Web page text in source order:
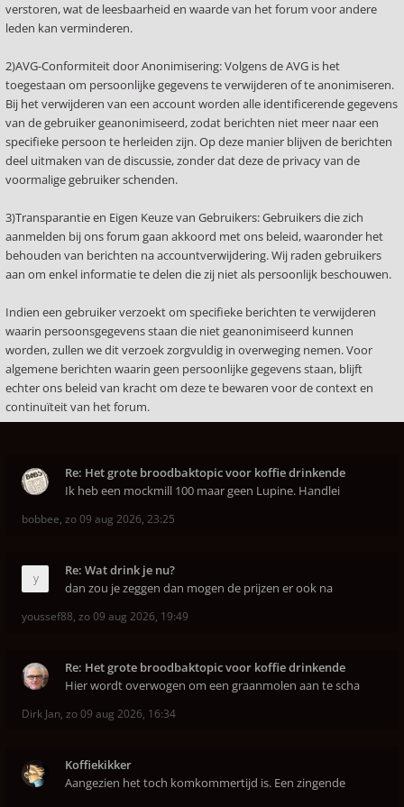
verstoren, wat de leesbaarheid en waarde van het forum voor andere
leden kan verminderen.
2)AVG-Conformiteit door Anonimisering: Volgens de AVG is het
toegestaan om persoonlijke gegevens te verwijderen of te anonimiseren.
Bij het verwijderen van een account worden alle identificerende gegevens
van de gebruiker geanonimiseerd, zodat berichten niet meer naar een
specifieke persoon te herleiden zijn. Op deze manier blijven de berichten
deel uitmaken van de discussie, zonder dat deze de privacy van de
voormalige gebruiker schenden.
3)Transparantie en Eigen Keuze van Gebruikers: Gebruikers die zich
aanmelden bij ons forum gaan akkoord met ons beleid, waaronder het
behouden van berichten na accountverwijdering. Wij raden gebruikers
aan om enkel informatie te delen die zij niet als persoonlijk beschouwen.
Indien een gebruiker verzoekt om specifieke berichten te verwijderen
waarin persoonsgegevens staan die niet geanonimiseerd kunnen
worden, zullen we dit verzoek zorgvuldig in overweging nemen. Voor
algemene berichten waarin geen persoonlijke gegevens staan, blijft
echter ons beleid van kracht om deze te bewaren voor de context en
continuïteit van het forum.
Re: Het grote broodbaktopic voor koffie drinkende
Ik heb een mockmill 100 maar geen Lupine. Handlei
bobbee, zo 09 aug 2026, 23:25
Re: Wat drink je nu?
dan zou je zeggen dan mogen de prijzen er ook na
youssef88, zo 09 aug 2026, 19:49
Re: Het grote broodbaktopic voor koffie drinkende
Hier wordt overwogen om een graanmolen aan te scha
Dirk Jan, zo 09 aug 2026, 16:34
Koffiekikker
Aangezien het toch komkommertijd is. Een zingende